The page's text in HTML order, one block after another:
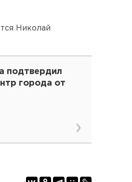
Николай
подтвердил
города от